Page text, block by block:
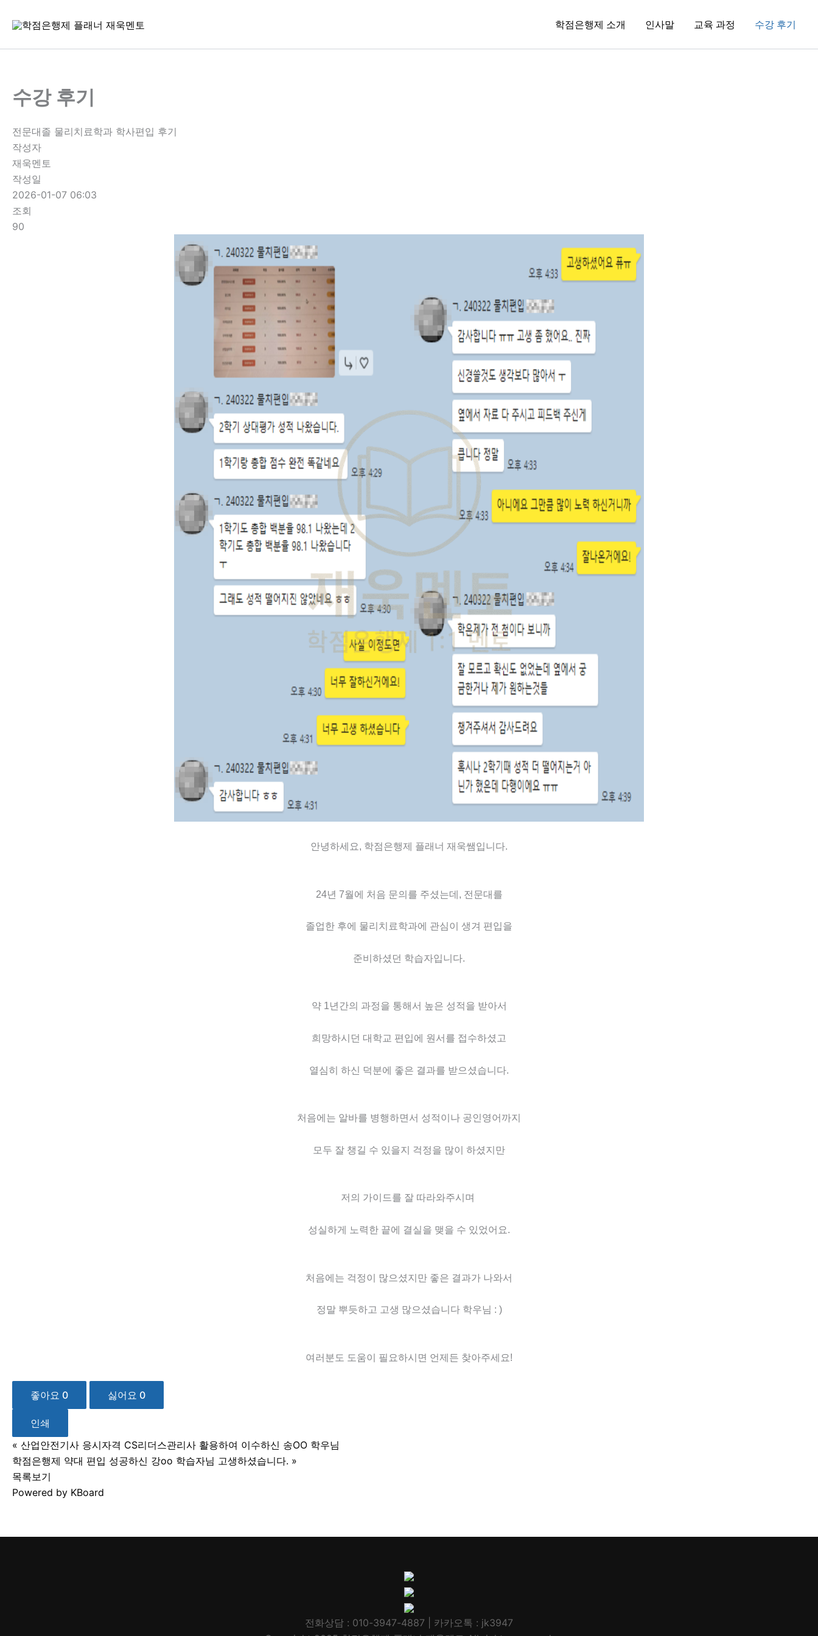
학점은행제 소개 인사말 교육 과정 수강 후기
수강 후기
전문대졸 물리치료학과 학사편입 후기
작성자
재욱멘토
작성일
2026-01-07 06:03
조회
90
안녕하세요, 학점은행제 플래너 재욱쌤입니다.
24년 7월에 처음 문의를 주셨는데, 전문대를
졸업한 후에 물리치료학과에 관심이 생겨 편입을
준비하셨던 학습자입니다.
약 1년간의 과정을 통해서 높은 성적을 받아서
희망하시던 대학교 편입에 원서를 접수하셨고
열심히 하신 덕분에 좋은 결과를 받으셨습니다.
처음에는 알바를 병행하면서 성적이나 공인영어까지
모두 잘 챙길 수 있을지 걱정을 많이 하셨지만
저의 가이드를 잘 따라와주시며
성실하게 노력한 끝에 결실을 맺을 수 있었어요.
처음에는 걱정이 많으셨지만 좋은 결과가 나와서
정말 뿌듯하고 고생 많으셨습니다 학우님 : )
여러분도 도움이 필요하시면 언제든 찾아주세요!
좋아요 0 싫어요 0
인쇄
« 산업안전기사 응시자격 CS리더스관리사 활용하여 이수하신 송OO 학우님
학점은행제 약대 편입 성공하신 강oo 학습자님 고생하셨습니다. »
목록보기
Powered by KBoard
전화상담 : 010-3947-4887 | 카카오톡 : jk3947